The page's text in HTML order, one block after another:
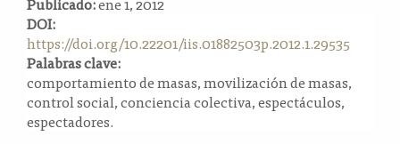
a
l
a
t
e
r
a
DOI:
https://doi.org/10.22201/iis.01882503p.2012.1.29535
Palabras clave:
comportamiento de masas, movilización de masas,
control social, conciencia colectiva, espectáculos,
espectadores.